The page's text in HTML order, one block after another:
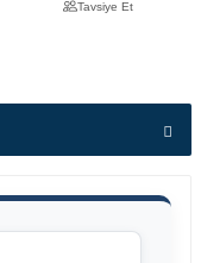
Tavsiye Et